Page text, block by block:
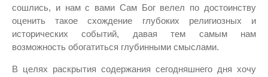
сошлись, и нам с вами Cам Бог велел по достоинству
оценить такое схождение глубоких религиозных и
исторических событий, давая тем самым нам
возможность обогатиться глубинными смыслами.
В целях раскрытия содержания сегодняшнего дня хочу